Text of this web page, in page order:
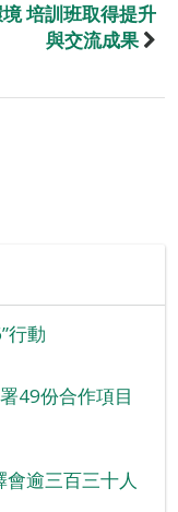
培訓班取得提升
與交流成果
行動
49份合作項目
逾三百三十人